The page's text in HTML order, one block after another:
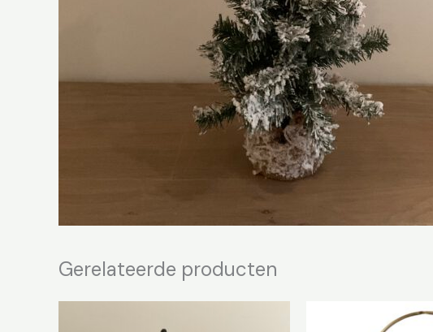
Gerelateerde producten